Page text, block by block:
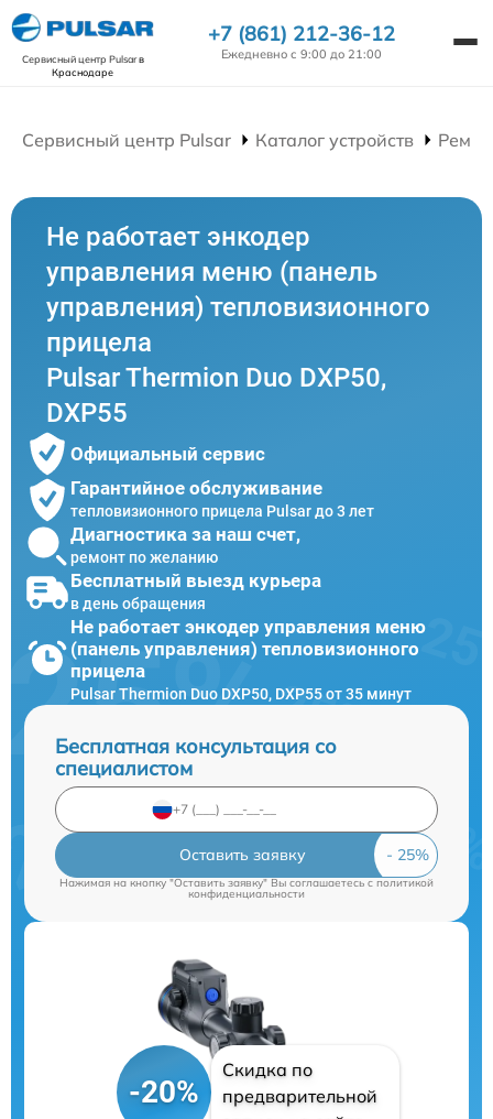
Сервисный центр Pulsarв
Краснодаре
+7 (861) 212-36-12
Ежедневно с 9:00 до 21:00
Сервисный центр Pulsar Каталог устройств
Не работает энкодер
управления меню (панель
управления) тепловизионного
прицела
Pulsar Thermion Duo DXP50,
DXP55
Официальный сервис
Гарантийное обслуживание
тепловизионного прицела Pulsar до 3 лет
Диагностика за наш счет,
ремонт по желанию
Бесплатный выезд курьера
в день обращения
Не работает энкодер управления меню
(панель управления) тепловизионного
прицела
Pulsar Thermion Duo DXP50, DXP55 от 35 минут
Бесплатная консультация со
специалистом
Оставить заявку
Нажимая на кнопку "Оставить заявку" Вы соглашаетесь cполитикой
конфиденциальности
-20%
Скидка по
предварительной